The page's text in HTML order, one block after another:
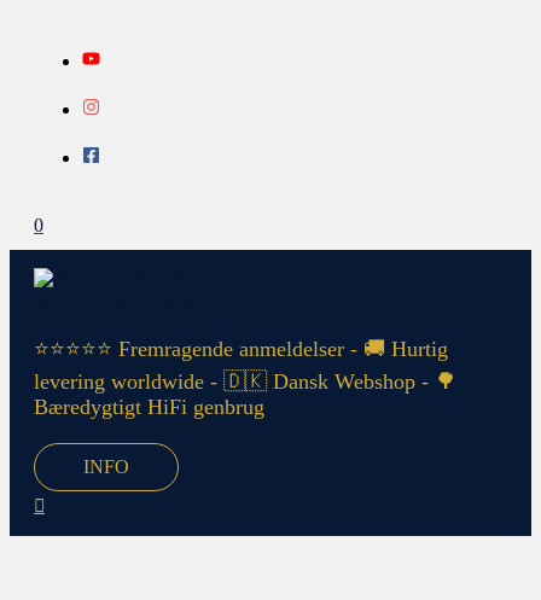
0
⭐⭐⭐⭐⭐ Fremragende anmeldelser - 🚚 Hurtig
levering worldwide - 🇩🇰 Dansk Webshop - 🌳
Bæredygtigt HiFi genbrug
INFO